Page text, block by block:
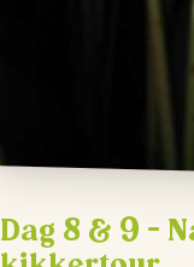
Dag 8 & 9 –